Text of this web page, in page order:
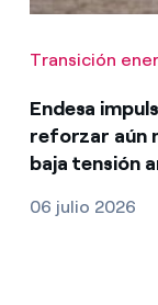
Transición
Endesa
reforzar aún
baja tensión
06 julio 2026